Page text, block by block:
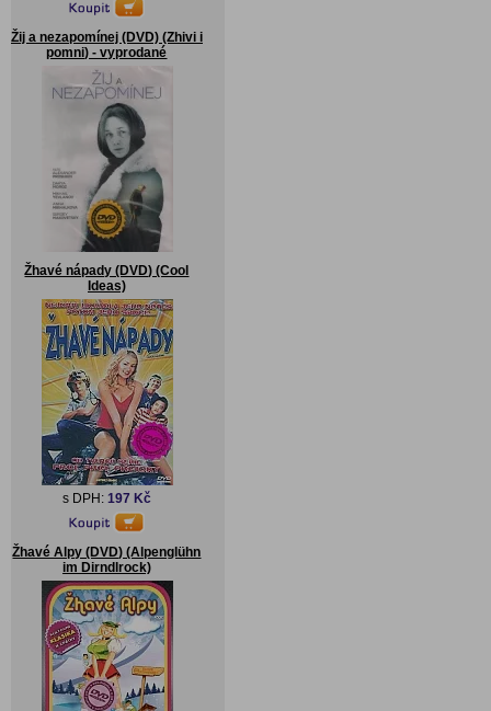
Žij a nezapomínej (DVD) (Zhivi i
pomni) - vyprodané
Žhavé nápady (DVD) (Cool
Ideas)
s DPH: 197 Kč
Žhavé Alpy (DVD) (Alpenglühn
im Dirndlrock)